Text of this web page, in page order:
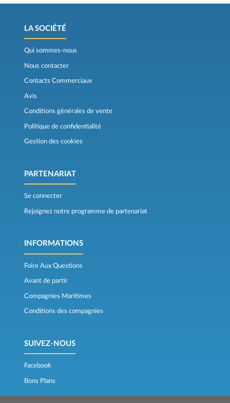
LA SOCIÉTÉ
Qui sommes-nous
Nous contacter
Contacts Commerciaux
Avis
Conditions générales de vente
Politique de confidentialité
Gestion des cookies
PARTENARIAT
Se connecter
Rejoignez notre programme de partenariat
INFORMATIONS
Foire Aux Questions
Avant de partir
Compagnies Maritimes
Conditions des compagnies
SUIVEZ-NOUS
Facebook
Bons Plans